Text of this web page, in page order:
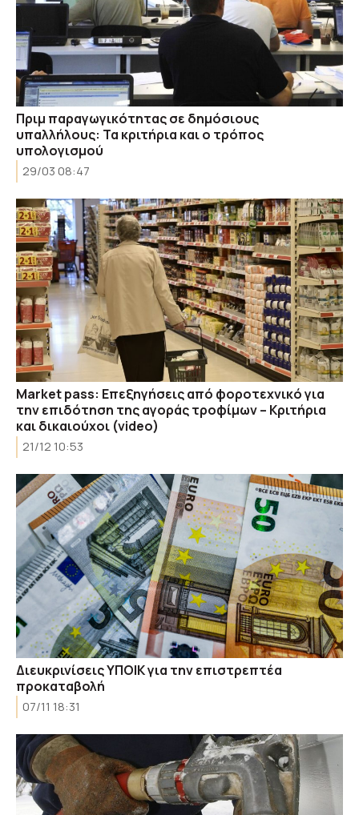
Πριμ παραγωγικότητας σε δημόσιους
υπαλλήλους: Τα κριτήρια και ο τρόπος
υπολογισμού
29/03 08:47
Market pass: Επεξηγήσεις από φοροτεχνικό για
την επιδότηση της αγοράς τροφίμων – Κριτήρια
και δικαιούχοι (video)
21/12 10:53
Διευκρινίσεις ΥΠΟΙΚ για την επιστρεπτέα
προκαταβολή
07/11 18:31